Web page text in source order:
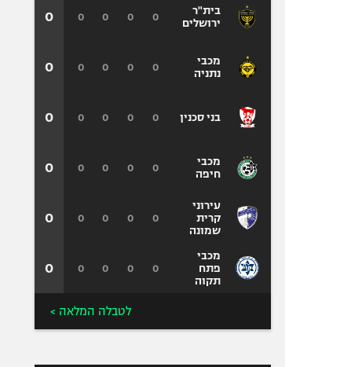
בית"ר
ירושלים
מכבי
נתניה
בני סכנין
מכבי
חיפה
עירוני
קרית
שמונה
מכבי
פתח
תקוה
0
0
0
0
0
0
0
0
0
0
0
0
0
0
0
0
0
0
0
0
0
0
0
0
0
0
0
0
0
0
לטבלה המלאה >